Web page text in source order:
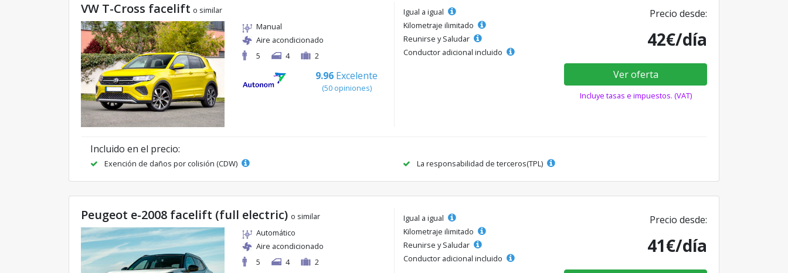
VW T-Cross facelift o similar
Manual
Aire acondicionado
5
4 2
9.96 Excelente
(50 opiniones)
Igual a igual
Kilometraje ilimitado
Reunirse y Saludar
Conductor adicional incluido
Precio desde:
42€/día
Ver oferta
Incluye tasas e impuestos. (VAT)
Incluido en el precio:
Exención de daños por colisión (CDW) La responsabilidad de terceros(TPL)
Peugeot e-2008 facelift (full electric) o similar
Automático
Aire acondicionado
5
4 2
Igual a igual
Kilometraje ilimitado
Reunirse y Saludar
Conductor adicional incluido
Precio desde:
41€/día